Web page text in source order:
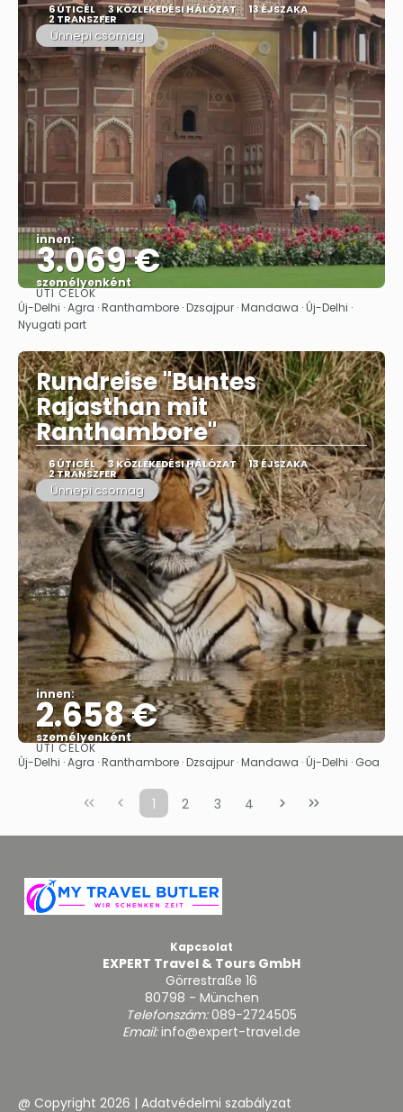
6 ÚTICÉL 3 KÖZLEKEDÉSI HÁLÓZAT 13 ÉJSZAKA
2 TRANSZFER
Ünnepi csomag
innen:
3.069 €
személyenként
Megnézem
ÚTI CÉLOK
Új-Delhi · Agra · Ranthambore · Dzsajpur · Mandawa · Új-Delhi ·
Nyugati part
Rundreise "Buntes
Rajasthan mit
Ranthambore"
6 ÚTICÉL 3 KÖZLEKEDÉSI HÁLÓZAT 13 ÉJSZAKA
2 TRANSZFER
Ünnepi csomag
innen:
2.658 €
személyenként
Megnézem
ÚTI CÉLOK
Új-Delhi · Agra · Ranthambore · Dzsajpur · Mandawa · Új-Delhi · Goa
1 2 3 4
Kapcsolat
EXPERT Travel & Tours GmbH
Görrestraße 16
80798 - München
Telefonszám:089-2724505
Email:info@expert-travel.de
@ Copyright 2026 | Adatvédelmi szabályzat